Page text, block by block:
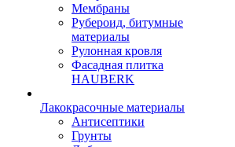
Мембраны
Рубероид, битумные
материалы
Рулонная кровля
Фасадная плитка
HAUBERK
Лакокрасочные материалы
Антисептики
Грунты